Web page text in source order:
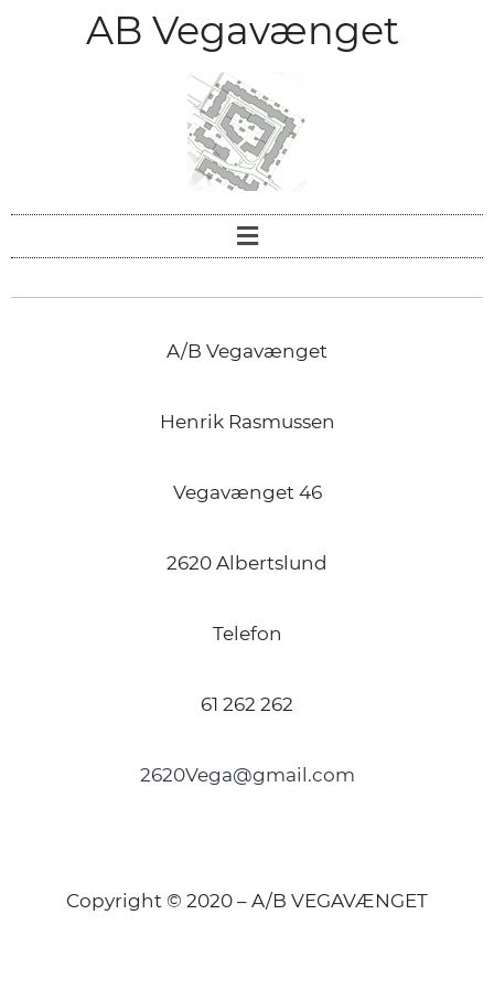
AB Vegavænget
A/B Vegavænget
Henrik Rasmussen
Vegavænget 46
2620 Albertslund
Telefon
61 262 262
2620Vega@gmail.com
Copyright © 2020 – A/B VEGAVÆNGET